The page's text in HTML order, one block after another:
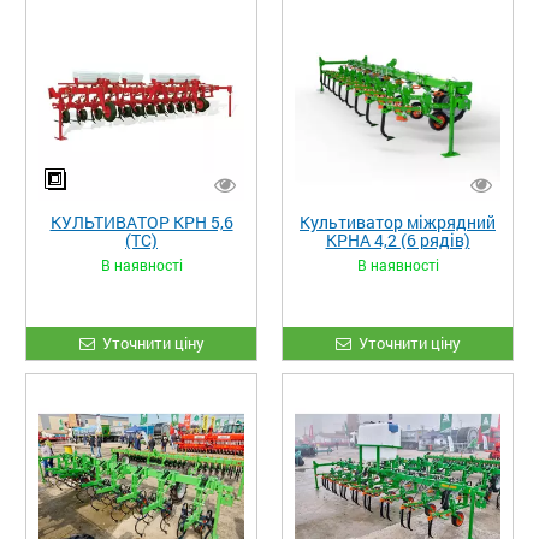
КУЛЬТИВАТОР КРН 5,6
(ТС)
В наявності
Уточнити ціну
Культиватор міжрядний
КРНА 4,2 (6 рядів)
В наявності
Уточнити ціну